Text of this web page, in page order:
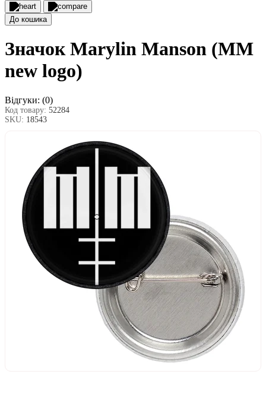
До кошика
Значок Marylin Manson (MM
new logo)
Відгуки: (0)
Код товару: 52284
SKU: 18543